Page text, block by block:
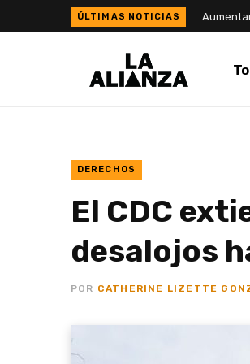
DERECHOS
El CDC
desalojos
POR CATHERINE LIZETTE